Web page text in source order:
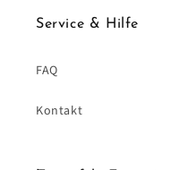
Service & Hilfe
FAQ
Kontakt